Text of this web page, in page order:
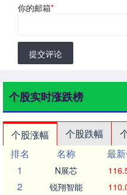
你的邮箱*
提交评论
个股实时涨跌榜
个股涨幅 个股跌幅
排名
名称 最
1
N展芯
2 锐翔智能